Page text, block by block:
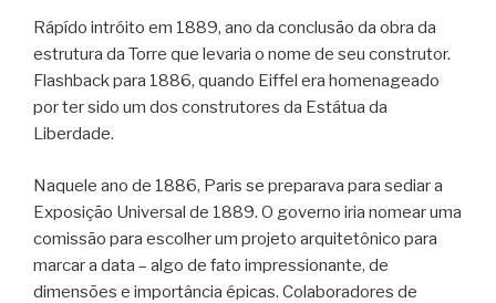
Rápído intróito em 1889, ano da conclusão da obra da
estrutura da Torre que levaria o nome de seu construtor.
Flashback para 1886, quando Eiffel era homenageado
por ter sido um dos construtores da Estátua da
Liberdade.
Naquele ano de 1886, Paris se preparava para sediar a
Exposição Universal de 1889. O governo iria nomear uma
comissão para escolher um projeto arquitetônico para
marcar a data – algo de fato impressionante, de
dimensões e importância épicas. Colaboradores de